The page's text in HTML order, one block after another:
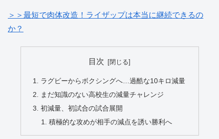
＞＞最短で肉体改造！ライザップは本当に継続できるの
か？
目次
ラグビーからボクシングへ…過酷な10キロ減量
まだ知識のない高校生の減量チャレンジ
初減量、初試合の試合展開
積極的な攻めが相手の減点を誘い勝利へ